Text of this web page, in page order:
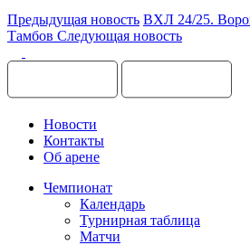
Предыдущая новость ВХЛ 24/25.
Тамбов Следующая новость
Новости
Контакты
Об арене
Чемпионат
Календарь
Турнирная таблица
Матчи